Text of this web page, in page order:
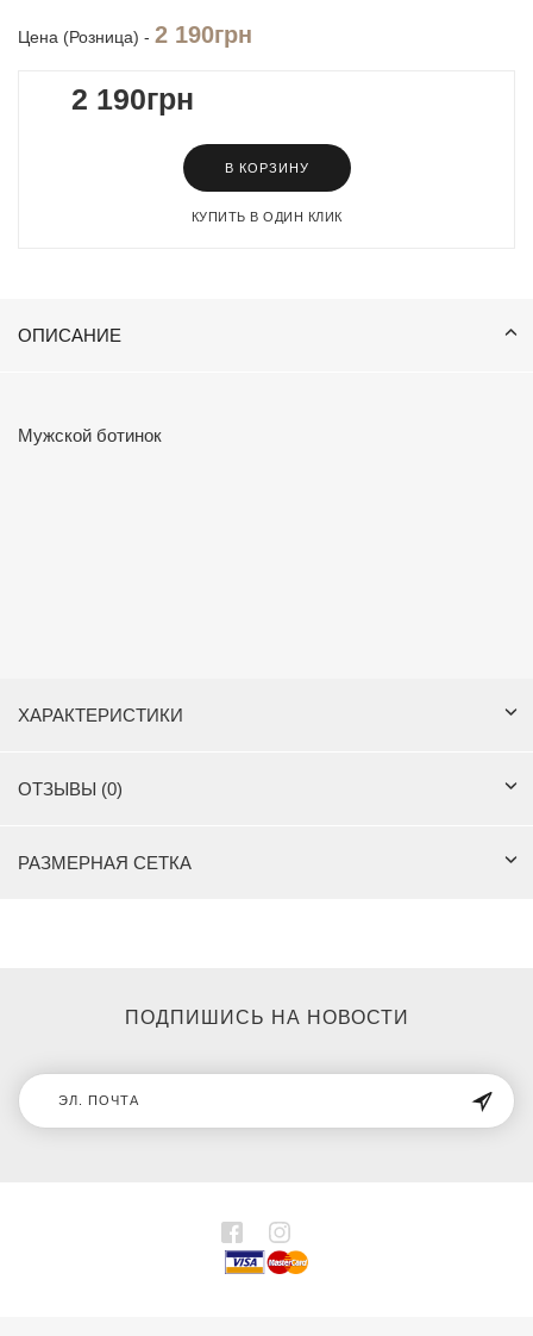
Цена (Розница) - 2 190грн
2 190грн
В КОРЗИНУ
КУПИТЬ В ОДИН КЛИК
ОПИСАНИЕ
Мужской ботинок
ХАРАКТЕРИСТИКИ
ОТЗЫВЫ (0)
РАЗМЕРНАЯ СЕТКА
ПОДПИШИСЬ НА НОВОСТИ